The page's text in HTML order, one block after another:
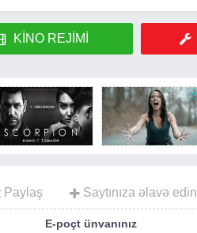
KINO REJIMI
Paylaş Saytınıza əlavə edin
E-poçt ünvanınız